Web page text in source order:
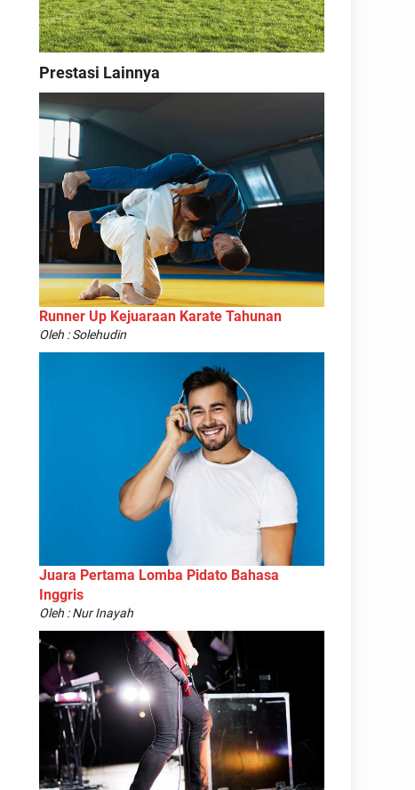
Prestasi Lainnya
Runner Up Kejuaraan Karate Tahunan
Oleh : Solehudin
Juara Pertama Lomba Pidato Bahasa
Inggris
Oleh : Nur Inayah